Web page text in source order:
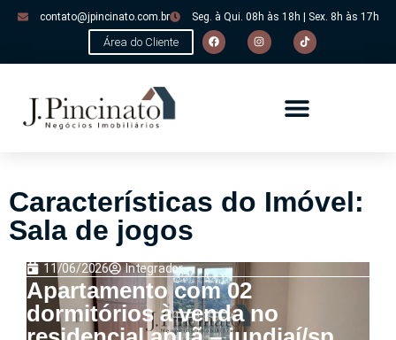
contato@jpincinato.com.br Seg. à Qui. 08h às 18h | Sex. 8h às 17h
Área do Cliente
Características do Imóvel:
Sala de jogos
11/06/2026 Integrador
Apartamento com 02
dormitórios à venda no